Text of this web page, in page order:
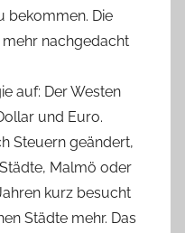
bekommen. Die
nachgedacht
auf: Der Westen
und Euro.
Steuern geändert,
Malmö oder
kurz besucht
Städte mehr. Das